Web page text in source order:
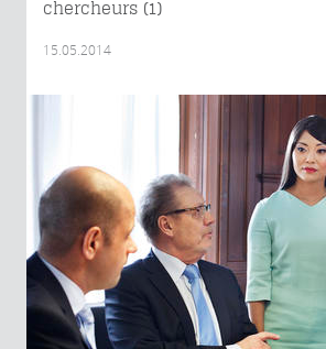
chercheurs (1)
15.05.2014